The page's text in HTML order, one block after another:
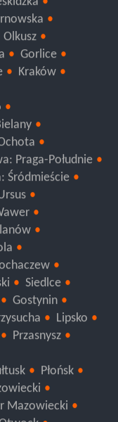
Olkusz
Gorlice
Kraków
Praga-Południe
Śródmieście
Siedlce
Gostynin
Lipsko
Przasnysz
Płońsk
Mazowiecki